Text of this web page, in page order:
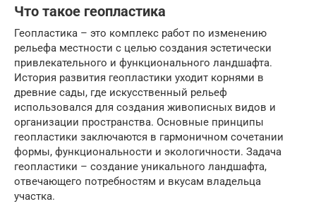
Что такое геопластика
Геопластика – это комплекс работ по изменению
рельефа местности с целью создания эстетически
привлекательного и функционального ландшафта.
История развития геопластики уходит корнями в
древние сады, где искусственный рельеф
использовался для создания живописных видов и
организации пространства. Основные принципы
геопластики заключаются в гармоничном сочетании
формы, функциональности и экологичности. Задача
геопластики – создание уникального ландшафта,
отвечающего потребностям и вкусам владельца
участка.